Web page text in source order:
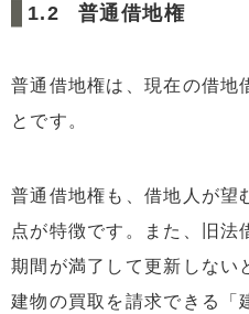
普通借地権
普通借地権は、現在の借地
とです。
普通借地権も、借地人が望
点が特徴です。また、旧法
期間が満了して更新しない
建物の買取を請求できる「